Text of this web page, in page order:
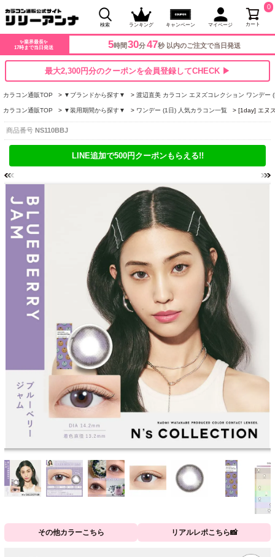
検索 ランキング キャンペーン マイページ カート
0
✨業界最長✨
17時まで当日発送
5時間 30分46秒 以内のご注文で当日発送
最大2,300円分のクーポンを会員登録してCHECK ▶
カラコン通販TOP ▼ブランドから探す▼ 渡辺直美 カラコン エヌズコレクション ワンデー
カラコン通販TOP ▼装用期間から探す▼ ワンデー (1日) 人気カラコン一覧 [1day] エヌ
商品番号 NS110BBJ
LINE追加で500円クーポンもらえる!!
その他カラーこちら リアルレポこちら📸